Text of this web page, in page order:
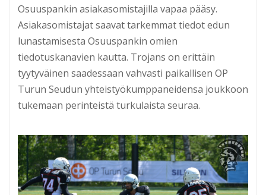
Osuuspankin asiakasomistajilla vapaa pääsy.
Asiakasomistajat saavat tarkemmat tiedot edun
lunastamisesta Osuuspankin omien
tiedotuskanavien kautta. Trojans on erittäin
tyytyväinen saadessaan vahvasti paikallisen OP
Turun Seudun yhteistyökumppaneidensa joukkoon
tukemaan perinteistä turkulaista seuraa.